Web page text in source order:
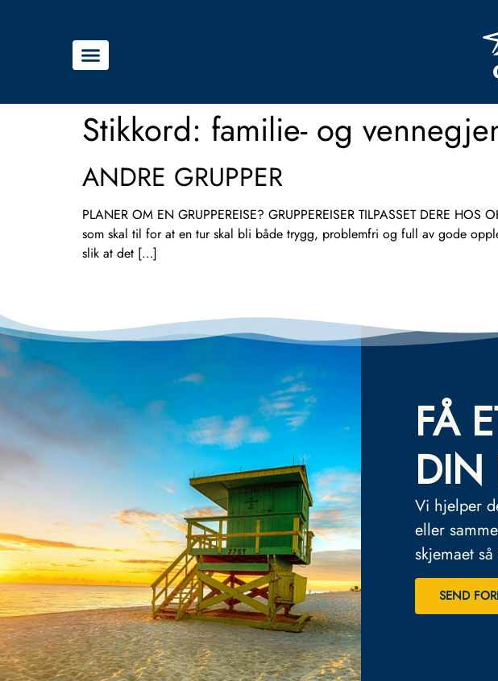
Stikkord: familie- og
ANDRE GRUPPER
PLANER OM EN GRUPPEREISE? GRUPPEREISER TILPASSET DERE
som skal til for at en tur skal bli både trygg, problemfri og full av gode
slik at det […]
FÅ
DIN
Vi hjelper
eller
skjemaet
SEND